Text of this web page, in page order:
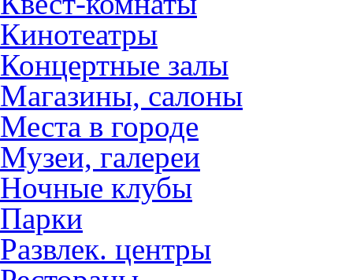
Кинотеатры
Концертные залы
Магазины, салоны
Места в городе
Музеи, галереи
Ночные клубы
Парки
Развлек. центры